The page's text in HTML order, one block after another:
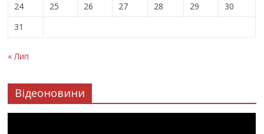
24
25 26 27 28 29
30
31
« Лип
Відеоновини